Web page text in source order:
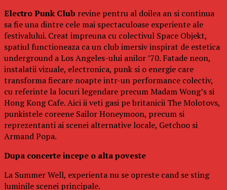
Electro Punk Club revine pentru al doilea an si continua
sa fie una dintre cele mai spectaculoase experiente ale
festivalului. Creat impreuna cu colectivul Space Objekt,
spatiul functioneaza ca un club imersiv inspirat de estetica
underground a Los Angeles-ului anilor ’70. Fatade neon,
instalatii vizuale, electronica, punk si o energie care
transforma fiecare noapte intr-un performance colectiv,
cu referinte la locuri legendare precum Madam Wong’s si
Hong Kong Cafe. Aici ii veti gasi pe britanicii The Molotovs,
punkistele coreene Sailor Honeymoon, precum si
reprezentanti ai scenei alternative locale, Getchoo si
Armand Popa.
Dupa concerte incepe o alta poveste
La Summer Well, experienta nu se opreste cand se sting
luminile scenei principale.